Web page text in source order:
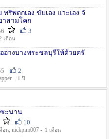
ริพตกเอง ขับเอง แวะเอง จั
าสามโคก
3
เดือน
อ่างบางพระชลบุรีให้ด้วยครั
2
- 1 ปี
ะนาน
10
อน, nickpim007 - 1 เดือน